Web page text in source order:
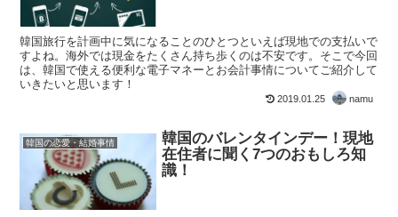
韓国旅行を計画中に気になることのひとつといえば現地での支払いで
すよね。海外では現金をたくさん持ち歩くのは不安です。そこで今回
は、韓国で使える便利な電子マネーとお会計事情についてご紹介して
いきたいと思います！
2019.01.25 namu
韓国の恋愛・結婚事情
韓国のバレンタインデー！現地
在住者に聞く7つのおもしろ知
識！